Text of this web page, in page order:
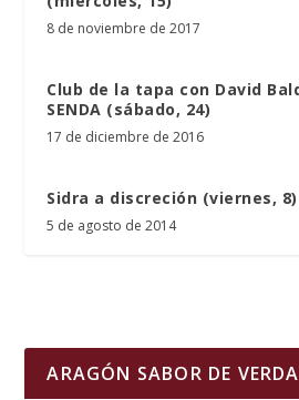
8 de noviembre de 2017
Club de la tapa con David
SENDA (sábado, 24)
17 de diciembre de 2016
Sidra a discreción (viernes, 8)
5 de agosto de 2014
ARAGÓN SABOR DE